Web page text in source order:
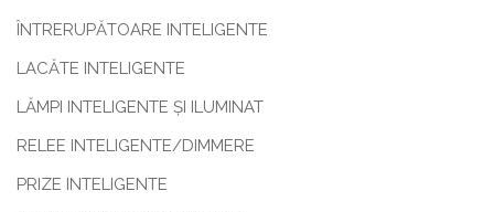
ÎNTRERUPĂTOARE INTELIGENTE
LACĂTE INTELIGENTE
LĂMPI INTELIGENTE ȘI ILUMINAT
RELEE INTELIGENTE/DIMMERE
PRIZE INTELIGENTE